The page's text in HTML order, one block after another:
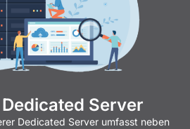
Server
Dedicated Server umfasst neben